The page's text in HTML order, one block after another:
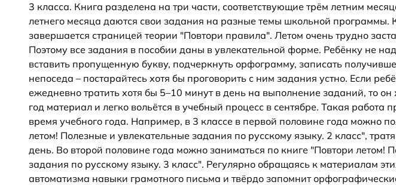
3 класса. Книга разделена на три части, соответствующие трём летним
летнего месяца даются свои задания на разные темы школьной программы.
завершается страницей теории "Повтори правила". Летом очень трудно
Поэтому все задания в пособии даны в увлекательной форме. Ребёнку не
вставить пропущенную букву, подчеркнуть орфограмму, записать
непоседа – постарайтесь хотя бы проговорить с ним задания устно. Если
ежедневно тратить хотя бы 5–10 минут в день на выполнение заданий, то
год материал и легко вольётся в учебный процесс в сентябре. Такая работа
время учебного года. Например, в 3 классе в первой половине года можно
летом! Полезные и увлекательные задания по русскому языку. 2 класс",
день. Во второй половине года можно заниматься по книге "Повтори летом!
задания по русскому языку. 3 класс". Регулярно обращаясь к материалам
автоматизма навыки грамотного письма и твёрдо запомнит